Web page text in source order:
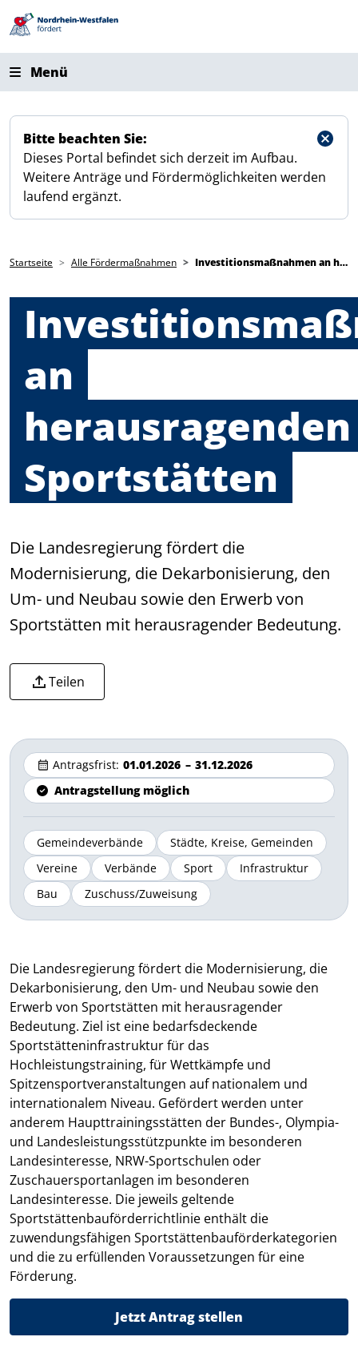
Direkt zum Inhalt
Menü
Bitte beachten Sie:
Dieses Portal befindet sich derzeit im Aufbau.
Weitere Anträge und Fördermöglichkeiten werden
laufend ergänzt.
Pfadnavigation
Startseite Alle Fördermaßnahmen Investitionsmaßnahmen an herausragenden Sportstätten
an
herausragenden
Sportstätten
Die Landesregierung fördert die
Modernisierung, die Dekarbonisierung, den
Um- und Neubau sowie den Erwerb von
Sportstätten mit herausragender Bedeutung.
Teilen
Antragsfrist: 01.01.2026 – 31.12.2026
Antragstellung möglich
Gemeindeverbände
Städte, Kreise, Gemeinden
Vereine
Verbände Sport
Infrastruktur
Bau
Zuschuss/Zuweisung
Die Landesregierung fördert die Modernisierung, die
Dekarbonisierung, den Um- und Neubau sowie den
Erwerb von Sportstätten mit herausragender
Bedeutung. Ziel ist eine bedarfsdeckende
Sportstätteninfrastruktur für das
Hochleistungstraining, für Wettkämpfe und
Spitzensportveranstaltungen auf nationalem und
internationalem Niveau. Gefördert werden unter
anderem Haupttrainingsstätten der Bundes-, Olympia-
und Landesleistungsstützpunkte im besonderen
Landesinteresse, NRW-Sportschulen oder
Zuschauersportanlagen im besonderen
Landesinteresse. Die jeweils geltende
Sportstättenbauförderrichtlinie enthält die
zuwendungsfähigen Sportstättenbauförderkategorien
und die zu erfüllenden Voraussetzungen für eine
Förderung.
Jetzt Antrag stellen